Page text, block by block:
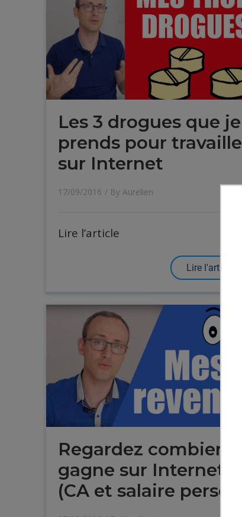
Les 3 drogues que je
prends pour
sur Internet
17/09/2016 / By Aurelien
Lire l’article
Lire l'article
Regardez combien
gagne sur Internet
(CA et salaire perso)